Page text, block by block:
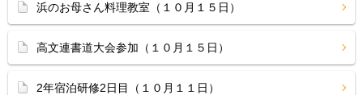
浜のお母さん料理教室（１０月１５日）
高文連書道大会参加（１０月１５日）
2年宿泊研修2日目（１０月１１日）